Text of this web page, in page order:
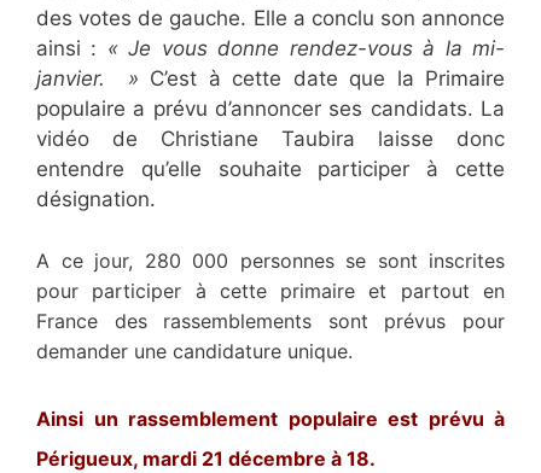
des votes de gauche. Elle a conclu son annonce
ainsi : « Je vous donne rendez-vous à la mi-
janvier. » C’est à cette date que la Primaire
populaire a prévu d’annoncer ses candidats. La
vidéo de Christiane Taubira laisse donc
entendre qu’elle souhaite participer à cette
désignation.
A ce jour, 280 000 personnes se sont inscrites
pour participer à cette primaire et partout en
France des rassemblements sont prévus pour
demander une candidature unique.
Ainsi un rassemblement populaire est prévu à
Périgueux, mardi 21 décembre à 18.